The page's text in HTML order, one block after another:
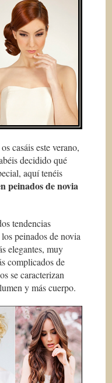
casáis este verano,
decidido qué
aquí tenéis
peinados de novia
tendencias
peinados de novia
elegantes, muy
complicados de
se caracterizan
y más cuerpo.